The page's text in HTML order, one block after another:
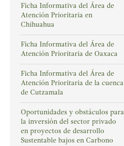
Ficha Informativa del Área de
Atención Prioritaria en
Chihuahua
Ficha Informativa del Área de
Atención Prioritaria de Oaxaca
Ficha Informativa del Área de
Atención Prioritaria de la cuenca
de Cutzamala
Oportunidades y obstáculos para
la inversión del sector privado
en proyectos de desarrollo
Sustentable bajos en Carbono